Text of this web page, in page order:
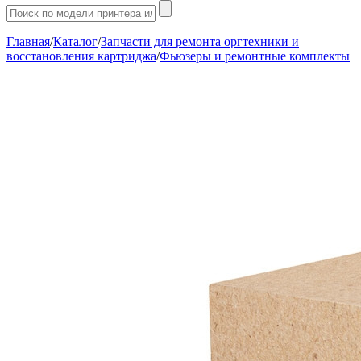
Главная/Каталог/Запчасти для ремонта оргтехники и
восстановления картриджа/Фьюзеры и ремонтные комплекты